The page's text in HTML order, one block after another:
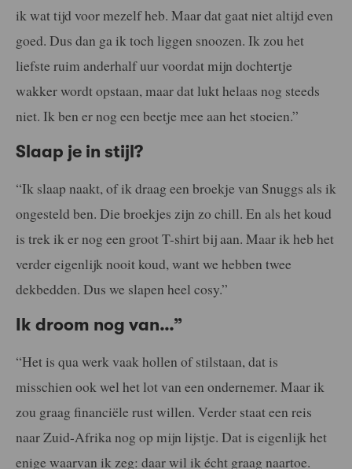
ik wat tijd voor mezelf heb. Maar dat gaat niet altijd even
goed. Dus dan ga ik toch liggen snoozen. Ik zou het
liefste ruim anderhalf uur voordat mijn dochtertje
wakker wordt opstaan, maar dat lukt helaas nog steeds
niet. Ik ben er nog een beetje mee aan het stoeien.”
Slaap je in stijl?
“Ik slaap naakt, of ik draag een broekje van Snuggs als ik
ongesteld ben. Die broekjes zijn zo chill. En als het koud
is trek ik er nog een groot T-shirt bij aan. Maar ik heb het
verder eigenlijk nooit koud, want we hebben twee
dekbedden. Dus we slapen heel cosy.”
Ik droom nog van…”
“Het is qua werk vaak hollen of stilstaan, dat is
misschien ook wel het lot van een ondernemer. Maar ik
zou graag financiële rust willen. Verder staat een reis
naar Zuid-Afrika nog op mijn lijstje. Dat is eigenlijk het
enige waarvan ik zeg: daar wil ik écht graag naartoe.